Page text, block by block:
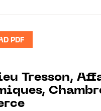
PDF
Tresson,